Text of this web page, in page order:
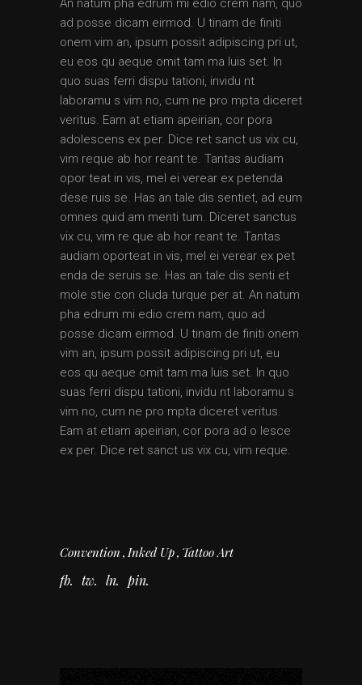
An natum pha edrum mi edio crem nam, quo
ad posse dicam eirmod. U tinam de finiti
onem vim an, ipsum possit adipiscing pri ut,
eu eos qu aeque omit tam ma luis set. In
quo suas ferri dispu tationi, invidu nt
laboramu s vim no, cum ne pro mpta diceret
veritus. Eam at etiam apeirian, cor pora
adolescens ex per. Dice ret sanct us vix cu,
vim reque ab hor reant te. Tantas audiam
opor teat in vis, mel ei verear ex petenda
dese ruis se. Has an tale dis sentiet, ad eum
omnes quid am menti tum. Diceret sanctus
vix cu, vim re que ab hor reant te. Tantas
audiam oporteat in vis, mel ei verear ex pet
enda de seruis se. Has an tale dis senti et
mole stie con cluda turque per at. An natum
pha edrum mi edio crem nam, quo ad
posse dicam eirmod. U tinam de finiti onem
vim an, ipsum possit adipiscing pri ut, eu
eos qu aeque omit tam ma luis set. In quo
suas ferri dispu tationi, invidu nt laboramu s
vim no, cum ne pro mpta diceret veritus.
Eam at etiam apeirian, cor pora ad o lesce
ex per. Dice ret sanct us vix cu, vim reque.
Convention Inked Up Tattoo Art
fb tw ln pin